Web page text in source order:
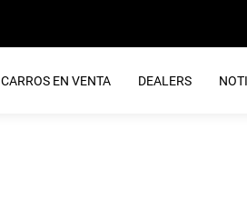
CARROS EN VENTA DEALERS